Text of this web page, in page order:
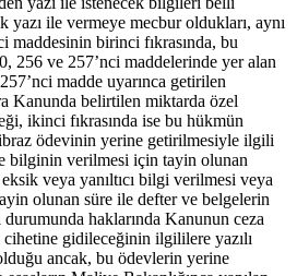
yazı ile vermeye mecbur oldukları, aynı
maddesinin birinci fıkrasında, bu
256 ve 257’nci maddelerinde yer alan
madde uyarınca getirilen
Kanunda belirtilen miktarda özel
ikinci fıkrasında ise bu hükmün
ödevinin yerine getirilmesiyle ilgili
bilginin verilmesi için tayin olunan
veya yanıltıcı bilgi verilmesi veya
olunan süre ile defter ve belgelerin
haklarında Kanunun ceza
gidileceğinin ilgililere yazılı
ancak, bu ödevlerin yerine